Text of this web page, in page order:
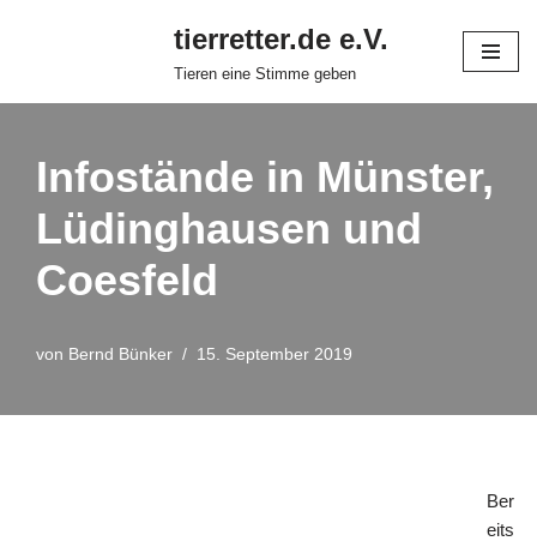
tierretter.de e.V.
Tieren eine Stimme geben
Infostände in Münster,
Lüdinghausen und
Coesfeld
von Bernd Bünker 15. September 2019
Ber
eits